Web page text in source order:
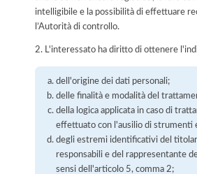
intelligibile e la possibilità di effettuare
l’Autorità di controllo.
2. L'interessato ha diritto di ottenere
dell'origine dei dati personali;
delle finalità e modalità del
della logica applicata in caso di
effettuato con l'ausilio di strumenti
degli estremi identificativi del
responsabili e del rappresentante
sensi dell'articolo 5, comma 2;